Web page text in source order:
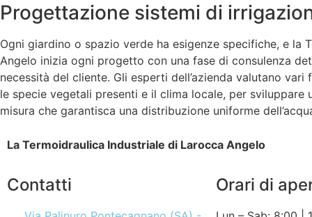
Progettazione sistemi di
Ogni giardino o spazio verde ha esigenze specifiche, e la
Angelo inizia ogni progetto con una fase di consulenza
necessità del cliente. Gli esperti dell’azienda valutano
le specie vegetali presenti e il clima locale, per sviluppare
misura che garantisca una distribuzione uniforme
La Termoidraulica Industriale di Larocca Angelo
Contatti Orari di